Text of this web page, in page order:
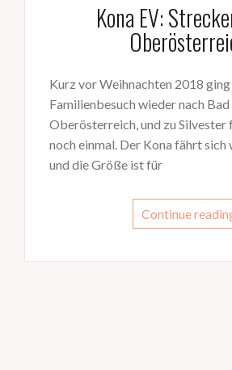
Kona EV:
Kurz vor Weihnachten 2018 ging
Familienbesuch wieder nach
Oberösterreich, und zu Silvester
noch einmal. Der Kona fährt sich
und die Größe ist für
Continue